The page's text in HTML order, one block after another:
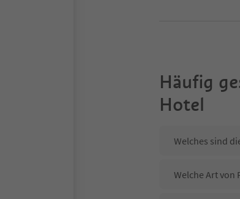
Häufig
Hotel
Welches sind
Welche Art von